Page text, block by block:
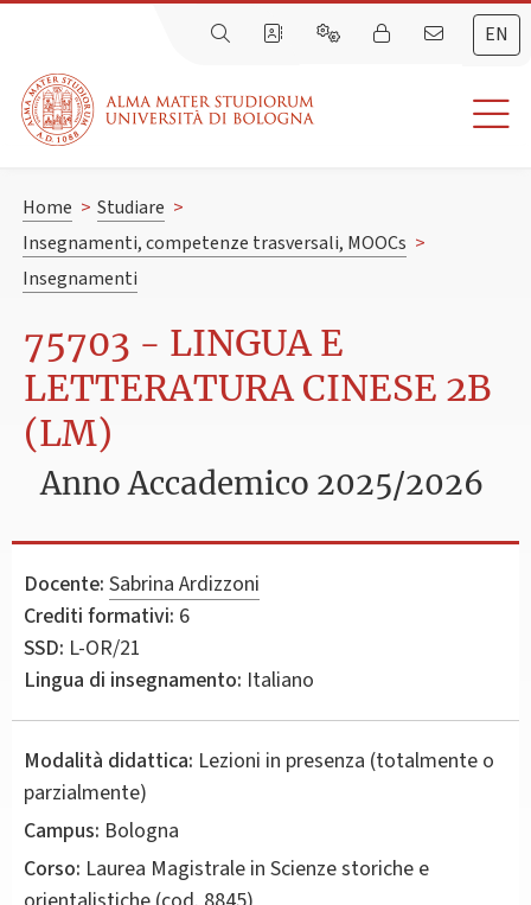
EN
Home > Studiare >
Insegnamenti, competenze trasversali, MOOCs >
Insegnamenti
75703 - LINGUA E
LETTERATURA CINESE 2B
(LM)
Anno Accademico 2025/2026
Docente: Sabrina Ardizzoni
Crediti formativi: 6
SSD: L-OR/21
Lingua di insegnamento: Italiano
Modalità didattica: Lezioni in presenza (totalmente o
parzialmente)
Campus: Bologna
Corso: Laurea Magistrale in Scienze storiche e